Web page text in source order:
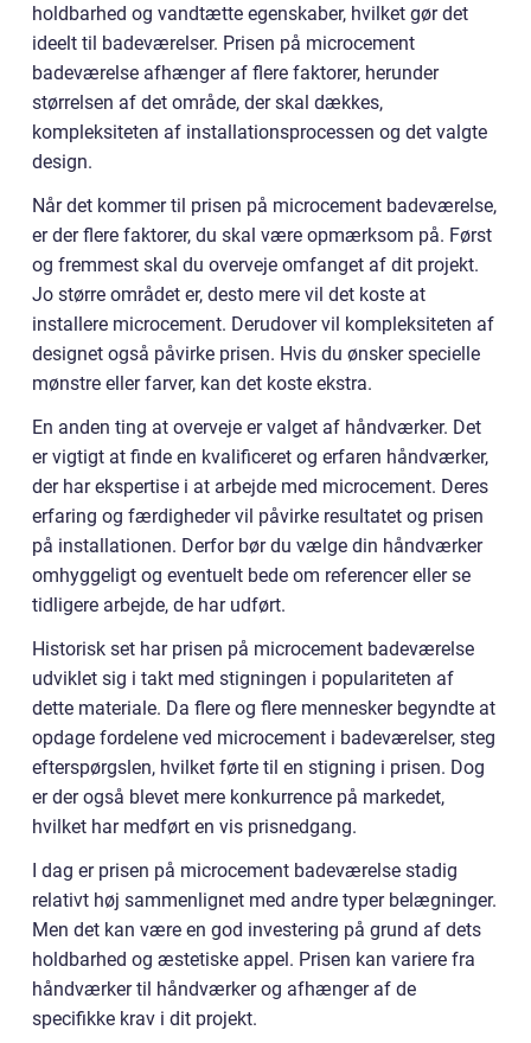
holdbarhed og vandtætte egenskaber, hvilket gør det
ideelt til badeværelser. Prisen på microcement
badeværelse afhænger af flere faktorer, herunder
størrelsen af det område, der skal dækkes,
kompleksiteten af installationsprocessen og det valgte
design.
Når det kommer til prisen på microcement badeværelse,
er der flere faktorer, du skal være opmærksom på. Først
og fremmest skal du overveje omfanget af dit projekt.
Jo større området er, desto mere vil det koste at
installere microcement. Derudover vil kompleksiteten af
designet også påvirke prisen. Hvis du ønsker specielle
mønstre eller farver, kan det koste ekstra.
En anden ting at overveje er valget af håndværker. Det
er vigtigt at finde en kvalificeret og erfaren håndværker,
der har ekspertise i at arbejde med microcement. Deres
erfaring og færdigheder vil påvirke resultatet og prisen
på installationen. Derfor bør du vælge din håndværker
omhyggeligt og eventuelt bede om referencer eller se
tidligere arbejde, de har udført.
Historisk set har prisen på microcement badeværelse
udviklet sig i takt med stigningen i populariteten af
dette materiale. Da flere og flere mennesker begyndte at
opdage fordelene ved microcement i badeværelser, steg
efterspørgslen, hvilket førte til en stigning i prisen. Dog
er der også blevet mere konkurrence på markedet,
hvilket har medført en vis prisnedgang.
I dag er prisen på microcement badeværelse stadig
relativt høj sammenlignet med andre typer belægninger.
Men det kan være en god investering på grund af dets
holdbarhed og æstetiske appel. Prisen kan variere fra
håndværker til håndværker og afhænger af de
specifikke krav i dit projekt.